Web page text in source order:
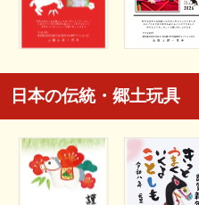
日本の伝統・郷土玩具